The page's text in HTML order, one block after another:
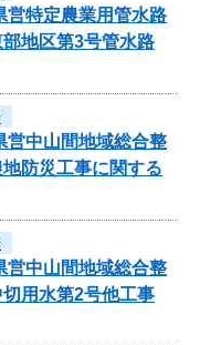
営特定農業用管水路
地区第3号管水路
営中山間地域総合整
防災工事に関する
営中山間地域総合整
用水第2号他工事